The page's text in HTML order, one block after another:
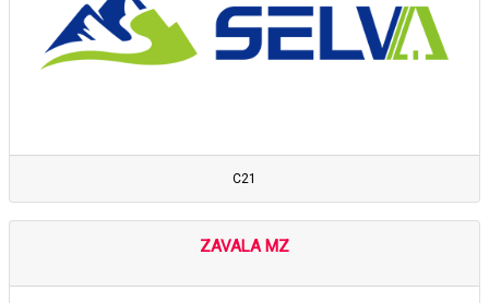
C21
ZAVALA MZ